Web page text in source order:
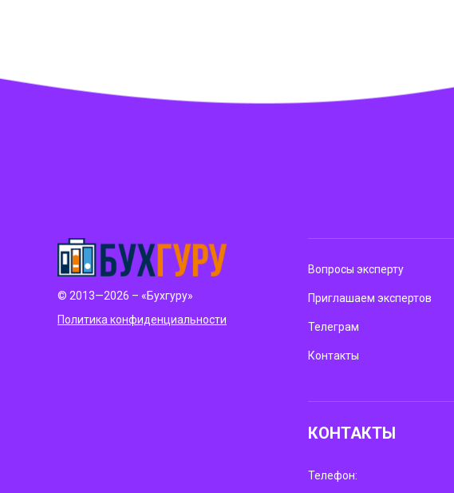
© 2013—2026 – «Бухгуру»
Политика конфиденциальности
Вопросы эксперту
Приглашаем экспертов
Телеграм
Контакты
КОНТАКТЫ
Телефон: